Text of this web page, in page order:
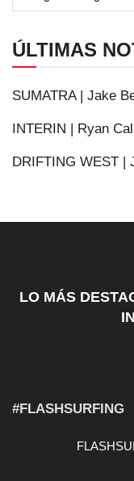
ÚLTIMAS
SUMATRA | Jake
INTERIN | Ryan
DRIFTING WEST |
LO MÁS
#FLASHSURFING